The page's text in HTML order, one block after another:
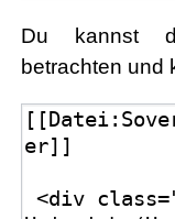
Du kannst
betrachten und